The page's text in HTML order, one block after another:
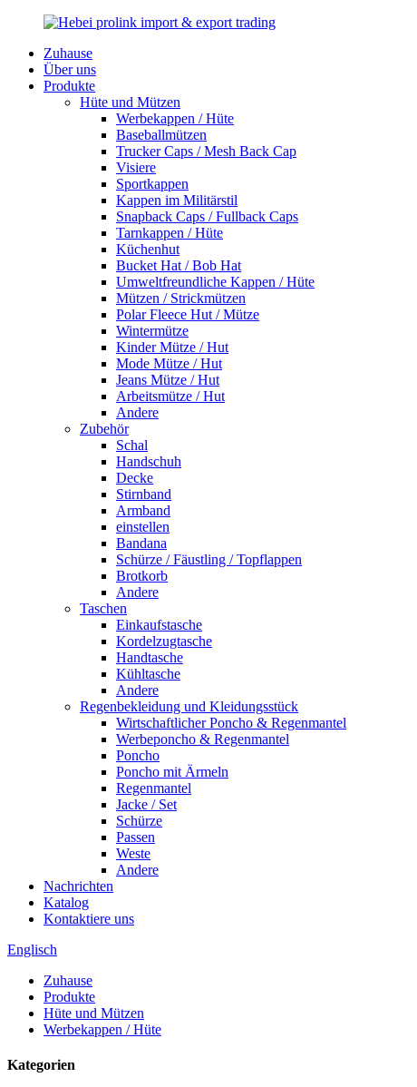
Zuhause
Über uns
Produkte
Hüte und Mützen
Werbekappen / Hüte
Baseballmützen
Trucker Caps / Mesh Back Cap
Visiere
Sportkappen
Kappen im Militärstil
Snapback Caps / Fullback Caps
Tarnkappen / Hüte
Küchenhut
Bucket Hat / Bob Hat
Umweltfreundliche Kappen / Hüte
Mützen / Strickmützen
Polar Fleece Hut / Mütze
Wintermütze
Kinder Mütze / Hut
Mode Mütze / Hut
Jeans Mütze / Hut
Arbeitsmütze / Hut
Andere
Zubehör
Schal
Handschuh
Decke
Stirnband
Armband
einstellen
Bandana
Schürze / Fäustling / Topflappen
Brotkorb
Andere
Taschen
Einkaufstasche
Kordelzugtasche
Handtasche
Kühltasche
Andere
Regenbekleidung und Kleidungsstück
Wirtschaftlicher Poncho & Regenmantel
Werbeponcho & Regenmantel
Poncho
Poncho mit Ärmeln
Regenmantel
Jacke / Set
Schürze
Passen
Weste
Andere
Nachrichten
Katalog
Kontaktiere uns
Englisch
Zuhause
Produkte
Hüte und Mützen
Werbekappen / Hüte
Kategorien